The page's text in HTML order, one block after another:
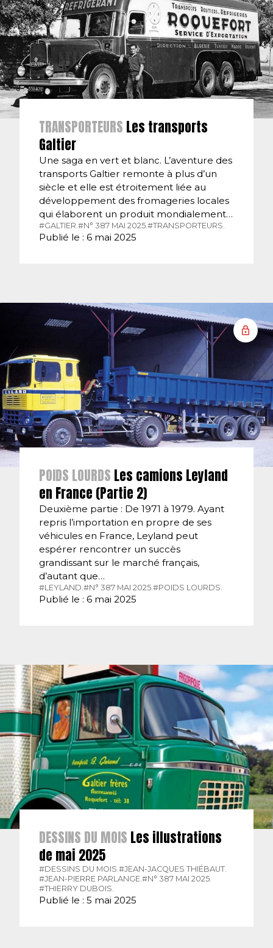
TRANSPORTEURS Les transports
Galtier
Une saga en vert et blanc. L’aventure des
transports Galtier remonte à plus d’un
siècle et elle est étroitement liée au
développement des fromageries locales
qui élaborent un produit mondialement…
#GALTIER.#N° 387 MAI 2025.#TRANSPORTEURS.
Publié le : 6 mai 2025
POIDS LOURDS Les camions Leyland
en France (Partie 2)
Deuxième partie : De 1971 à 1979. Ayant
repris l’importation en propre de ses
véhicules en France, Leyland peut
espérer rencontrer un succès
grandissant sur le marché français,
d’autant que…
#LEYLAND. #N° 387 MAI 2025. #POIDS LOURDS.
Publié le : 6 mai 2025
DESSINS DU MOIS Les illustrations
de mai 2025
#DESSINS DU MOIS. #JEAN-JACQUES THIÉBAUT.
#JEAN-PIERRE PARLANGE. #N° 387 MAI 2025.
#THIERRY DUBOIS.
Publié le : 5 mai 2025